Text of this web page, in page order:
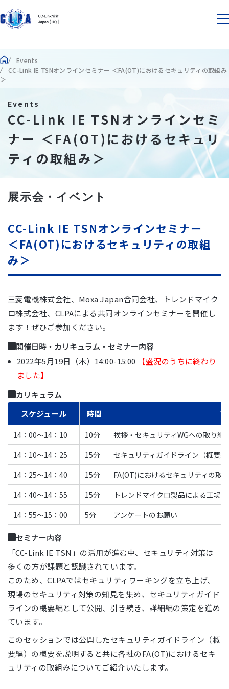
Events
CC-Link IE TSNオンラインセミナー ＜FA(OT)におけるセキュリティの取組み
＞
Events
CC-Link IE TSNオンラインセミ
ナー ＜FA(OT)におけるセキュリ
ティの取組み＞
展示会・イベント
CC-Link IE TSNオンラインセミナー
＜FA(OT)におけるセキュリティの取組
み＞
三菱電機株式会社、Moxa Japan合同会社、トレンドマイク
ロ株式会社、CLPAによる共同オンラインセミナーを開催し
ます！ぜひご参加ください。
開催日時・カリキュラム・セミナー内容
2022年5月19日（木）14:00-15:00
【盛況のうちに終わり
ました】
カリキュラム
スケジュール
時間
14：00～14：10 10分
挨拶・セキュリティWGへの取り組
14：10～14：25
15分
セキュリティガイドライン（概要
14：25～14：40
15分
FA(OT)におけるセキュリティの取
14：40～14：55
15分
トレンドマイクロ製品による工場
14：55～15：00
5分 アンケートのお願い
セミナー内容
「CC-Link IE TSN」の活用が進む中、セキュリティ対策は
多くの方が課題と認識されています。
このため、CLPAではセキュリティワーキングを立ち上げ、
現場のセキュリティ対策の知見を集め、セキュリティガイド
ラインの概要編として公開、引き続き、詳細編の策定を進め
ています。
このセッションでは公開したセキュリティガイドライン（概
要編）の概要を説明すると共に各社のFA(OT)におけるセキ
ュリティの取組みについてご紹介いたします。